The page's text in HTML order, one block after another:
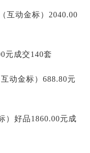
互动金标）2040.00
元成交140套
动金标）688.80元
）好品1860.00元成